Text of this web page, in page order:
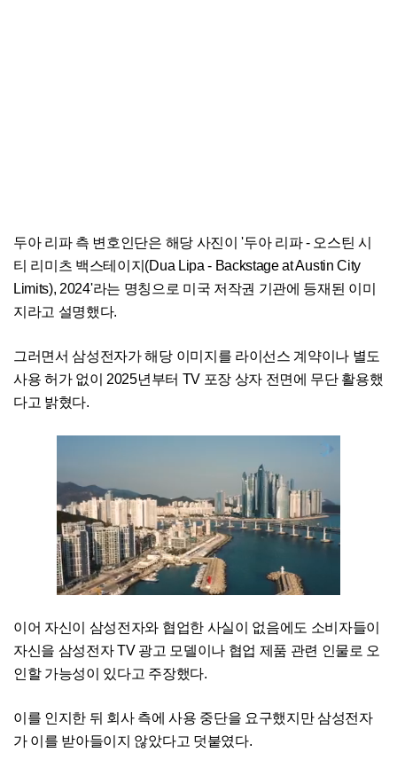
두아 리파 측 변호인단은 해당 사진이 '두아 리파 - 오스틴 시
티 리미츠 백스테이지(Dua Lipa - Backstage at Austin City
Limits), 2024'라는 명칭으로 미국 저작권 기관에 등재된 이미
지라고 설명했다.
그러면서 삼성전자가 해당 이미지를 라이선스 계약이나 별도
사용 허가 없이 2025년부터 TV 포장 상자 전면에 무단 활용했
다고 밝혔다.
이어 자신이 삼성전자와 협업한 사실이 없음에도 소비자들이
자신을 삼성전자 TV 광고 모델이나 협업 제품 관련 인물로 오
인할 가능성이 있다고 주장했다.
이를 인지한 뒤 회사 측에 사용 중단을 요구했지만 삼성전자
가 이를 받아들이지 않았다고 덧붙였다.